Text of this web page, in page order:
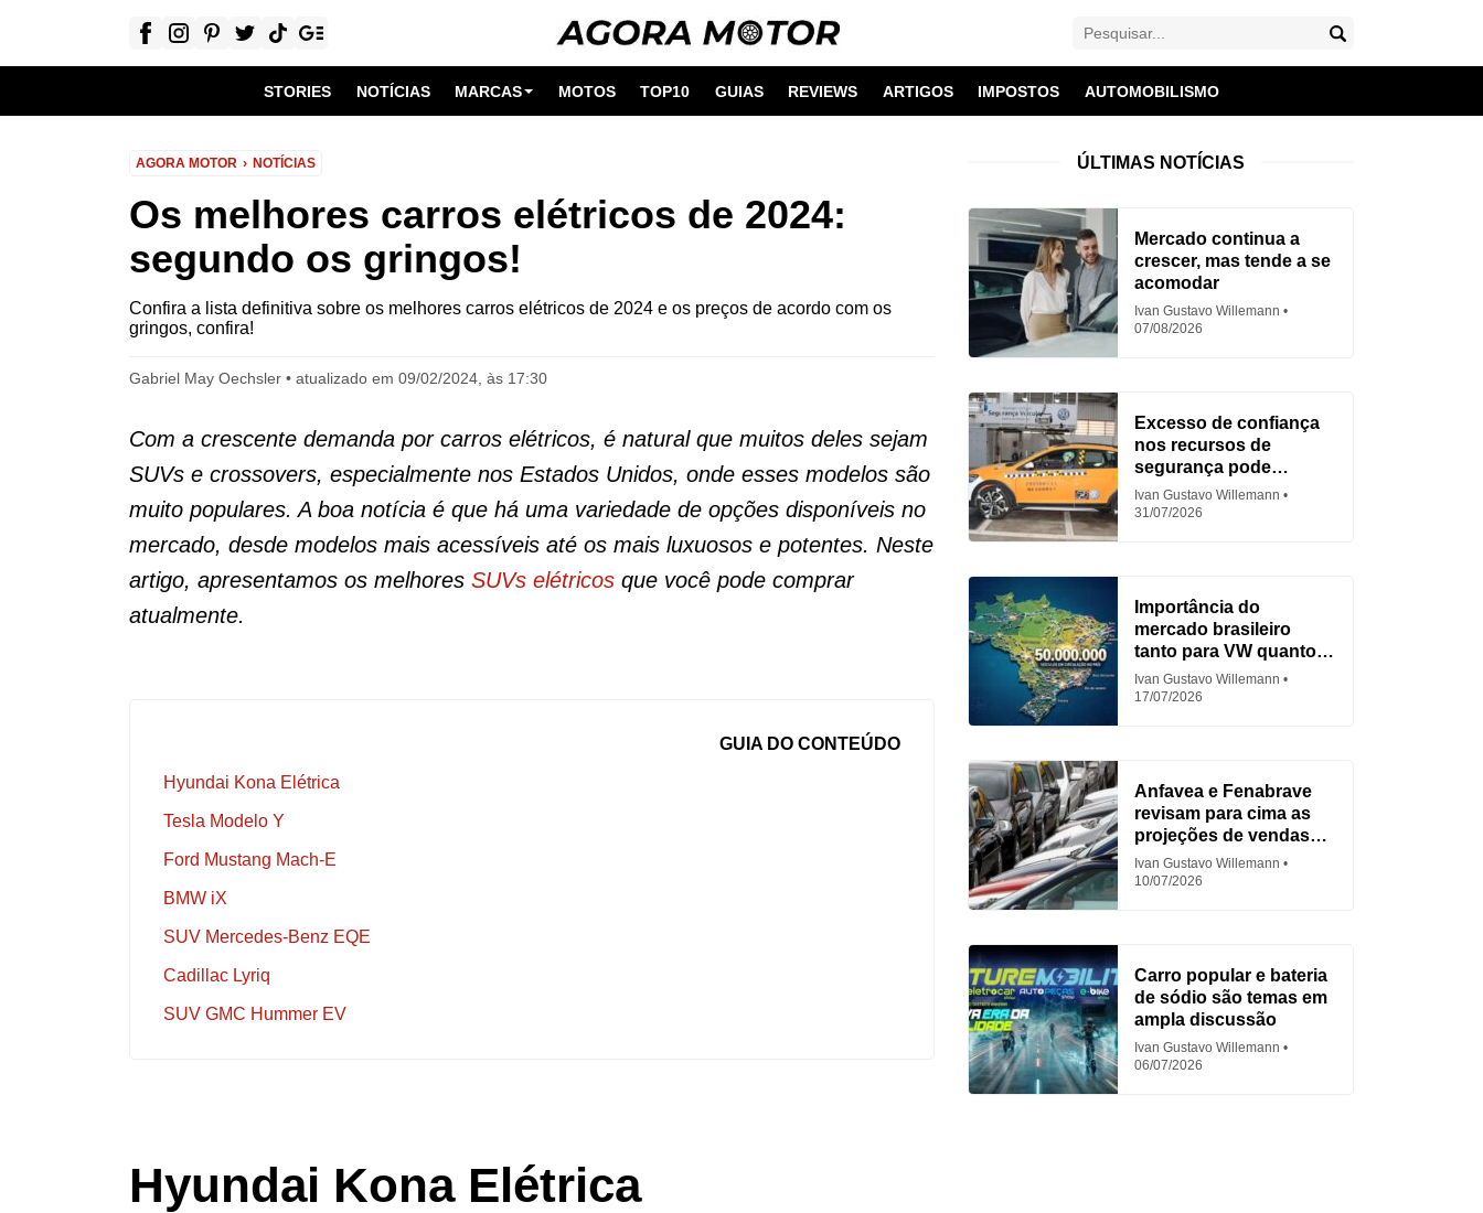
STORIES NOTÍCIAS MARCAS MOTOS TOP10 GUIAS REVIEWS ARTIGOS IMPOSTOS AUTOMOBILISMO
AGORA MOTOR NOTÍCIAS
Os melhores carros elétricos de 2024:
segundo os gringos!
Confira a lista definitiva sobre os melhores carros elétricos de 2024 e os preços de acordo com os
gringos, confira!
Gabriel May Oechsler atualizado em 09/02/2024, às 17:30
Com a crescente demanda por carros elétricos, é natural que muitos deles sejam
SUVs e crossovers, especialmente nos Estados Unidos, onde esses modelos são
muito populares. A boa notícia é que há uma variedade de opções disponíveis no
mercado, desde modelos mais acessíveis até os mais luxuosos e potentes. Neste
artigo, apresentamos os melhores SUVs elétricos que você pode comprar
atualmente.
GUIA DO CONTEÚDO
Hyundai Kona Elétrica
Tesla Modelo Y
Ford Mustang Mach-E
BMW iX
SUV Mercedes-Benz EQE
Cadillac Lyriq
SUV GMC Hummer EV
Hyundai Kona Elétrica
ÚLTIMAS NOTÍCIAS
Mercado continua a
crescer, mas tende a se
acomodar
Ivan Gustavo Willemann
07/08/2026
Excesso de confiança
nos recursos de
segurança pode
aumentar acidentes
Ivan Gustavo Willemann
31/07/2026
Importância do
mercado brasileiro
tanto para VW quanto
para Fiat
Ivan Gustavo Willemann
17/07/2026
Anfavea e Fenabrave
revisam para cima as
projeções de vendas
em 2026
Ivan Gustavo Willemann
10/07/2026
Carro popular e bateria
de sódio são temas em
ampla discussão
Ivan Gustavo Willemann
06/07/2026